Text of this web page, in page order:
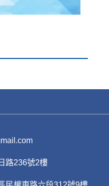
路236號2樓